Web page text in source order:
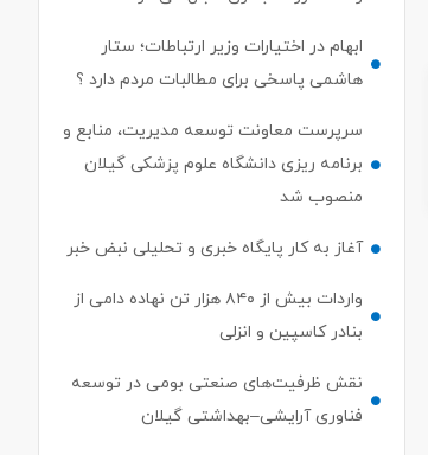
ابهام در اختیارات وزیر ارتباطات؛ ستار
هاشمی پاسخی برای مطالبات مردم دارد ؟
سرپرست معاونت توسعه مدیریت، منابع و
برنامه ریزی دانشگاه علوم پزشکی گیلان
منصوب شد
آغاز به کار پایگاه خبری و تحلیلی نبض خبر
واردات بیش از ۸۴۰ هزار تن نهاده دامی از
بنادر كاسپین و انزلی
نقش ظرفیت‌های صنعتی بومی در توسعه
فناوری آرایشی–بهداشتی گیلان